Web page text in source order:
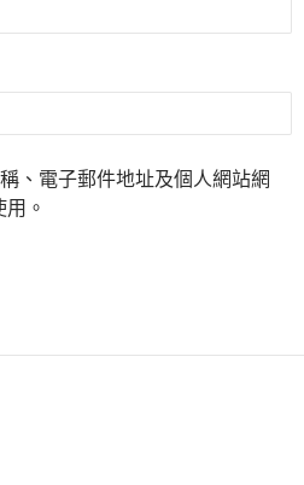
、電子郵件地址及個人網站網
。